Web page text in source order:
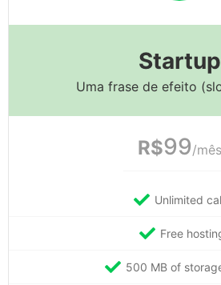
Startup
Uma frase de efeito
R$99/mês
Unlimited
Free
500 MB of